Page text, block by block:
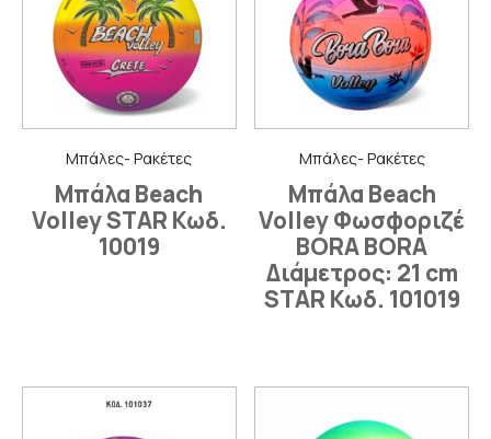
Μπάλες- Ρακέτες
Μπάλα Beach
Volley STAR Κωδ.
10019
Μπάλες- Ρακέτες
Μπάλα Beach
Volley Φωσφοριζέ
BORA BORA
Διάμετρος: 21 cm
STAR Κωδ. 101019